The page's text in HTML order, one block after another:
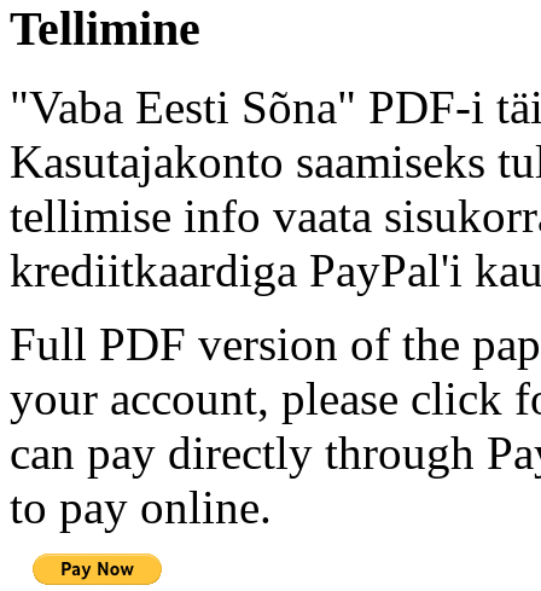
Tellimine
"Vaba Eesti Sõna" PDF-i
Kasutajakonto saamiseks
tellimise info vaata
krediitkaardiga PayPal'i
Full PDF version of the
your account, please click
can pay directly through
to pay online.